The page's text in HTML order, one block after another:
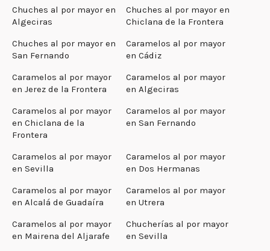
Chuches al por mayor en
Algeciras
Chuches al por mayor en
Chiclana de la Frontera
Chuches al por mayor en
San Fernando
Caramelos al por mayor
en Cádiz
Caramelos al por mayor
en Jerez de la Frontera
Caramelos al por mayor
en Algeciras
Caramelos al por mayor
en Chiclana de la
Frontera
Caramelos al por mayor
en San Fernando
Caramelos al por mayor
en Sevilla
Caramelos al por mayor
en Dos Hermanas
Caramelos al por mayor
en Alcalá de Guadaíra
Caramelos al por mayor
en Utrera
Caramelos al por mayor
en Mairena del Aljarafe
Chucherías al por mayor
en Sevilla